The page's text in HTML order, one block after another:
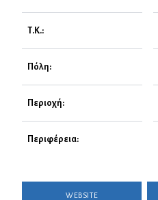
Τ.Κ.:
Πόλη:
Περιοχή:
Περιφέρεια:
WEBSITE